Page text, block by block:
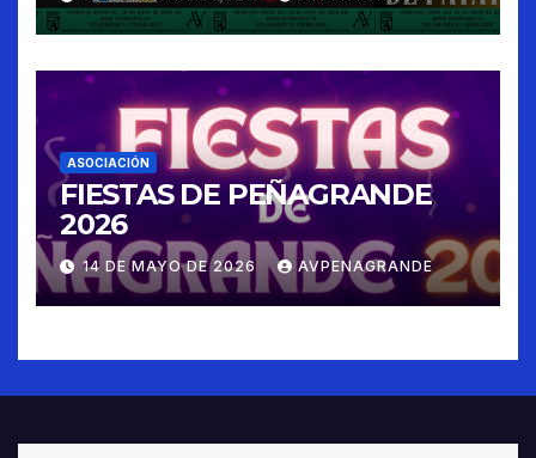
ASOCIACIÓN
FIESTAS DE PEÑAGRANDE
2026
14 DE MAYO DE 2026 AVPENAGRANDE